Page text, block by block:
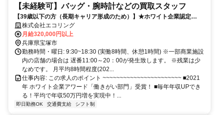
【未経験可】バッグ・腕時計などの買取スタッフ
【39歳以下の方（長期キャリア形成のため）】★ホワイト企業認定
★【カウンターセールス（査定・買取）】※残業月10h以下／未経験で
も年収460万円スタート／賞与2回（平均支給額180万円！）〜創業15年
で年商100億突破した急成長企業〜
株式会社エコリング
月給320,000円以上
兵庫県宝塚市
勤務時間・曜日: 9:30~18:30 (実働8時間、休憩1時間) ※一部商業施設
内の店舗の場合は 遅番11:00～20：00が発生致します。 ※残業は少
なめです。 月平均8時間程度(202...
仕事内容: この求人のポイント ~~~~~~~~~~~~~~~~~~~~~~~ ■2021
年 ホワイト企業アワード「働きがい部門」受賞！ ■毎年年収UPでき
る！平均で年収50万円増を実現中！...
即日勤務OK 交通費支給 シフト制